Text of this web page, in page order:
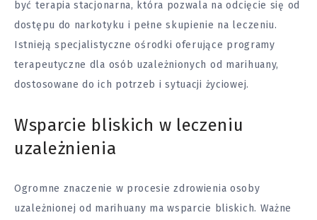
być terapia stacjonarna, która pozwala na odcięcie się od
dostępu do narkotyku i pełne skupienie na leczeniu.
Istnieją specjalistyczne ośrodki oferujące programy
terapeutyczne dla osób uzależnionych od marihuany,
dostosowane do ich potrzeb i sytuacji życiowej.
Wsparcie bliskich w leczeniu
uzależnienia
Ogromne znaczenie w procesie zdrowienia osoby
uzależnionej od marihuany ma wsparcie bliskich. Ważne